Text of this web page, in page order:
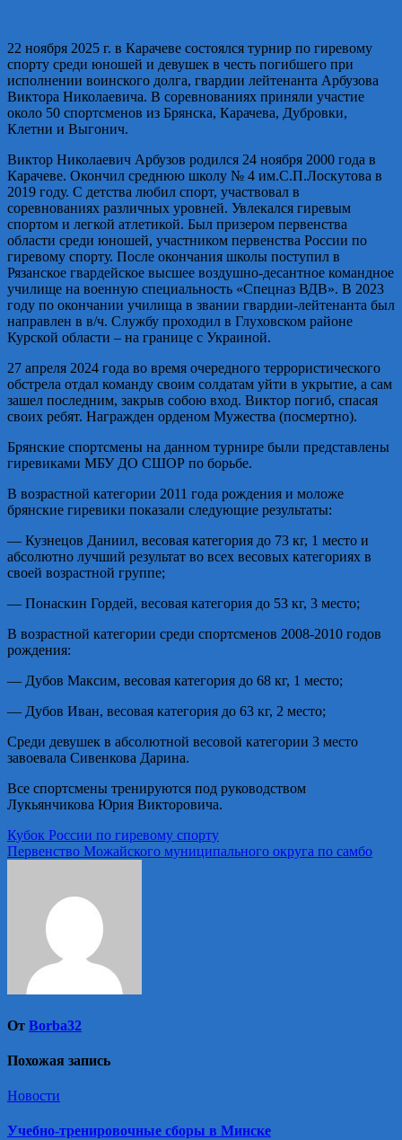
22 ноября 2025 г. в Карачеве состоялся турнир по гиревому
спорту среди юношей и девушек в честь погибшего при
исполнении воинского долга, гвардии лейтенанта Арбузова
Виктора Николаевича. В соревнованиях приняли участие
около 50 спортсменов из Брянска, Карачева, Дубровки,
Клетни и Выгонич.
Виктор Николаевич Арбузов родился 24 ноября 2000 года в
Карачеве. Окончил среднюю школу № 4 им.С.П.Лоскутова в
2019 году. С детства любил спорт, участвовал в
соревнованиях различных уровней. Увлекался гиревым
спортом и легкой атлетикой. Был призером первенства
области среди юношей, участником первенства России по
гиревому спорту. После окончания школы поступил в
Рязанское гвардейское высшее воздушно-десантное командное
училище на военную специальность «Спецназ ВДВ». В 2023
году по окончании училища в звании гвардии-лейтенанта был
направлен в в/ч. Службу проходил в Глуховском районе
Курской области – на границе с Украиной.
27 апреля 2024 года во время очередного террористического
обстрела отдал команду своим солдатам уйти в укрытие, а сам
зашел последним, закрыв собою вход. Виктор погиб, спасая
своих ребят. Награжден орденом Мужества (посмертно).
Брянские спортсмены на данном турнире были представлены
гиревиками МБУ ДО СШОР по борьбе.
В возрастной категории 2011 года рождения и моложе
брянские гиревики показали следующие результаты:
— Кузнецов Даниил, весовая категория до 73 кг, 1 место и
абсолютно лучший результат во всех весовых категориях в
своей возрастной группе;
— Понаскин Гордей, весовая категория до 53 кг, 3 место;
В возрастной категории среди спортсменов 2008-2010 годов
рождения:
— Дубов Максим, весовая категория до 68 кг, 1 место;
— Дубов Иван, весовая категория до 63 кг, 2 место;
Среди девушек в абсолютной весовой категории 3 место
завоевала Сивенкова Дарина.
Все спортсмены тренируются под руководством
Лукьянчикова Юрия Викторовича.
Навигация
по
Кубок России по гиревому спорту
Первенство Можайского муниципального округа по самбо
От Borba32
Похожая запись
Новости
Учебно-тренировочные сборы в Минске